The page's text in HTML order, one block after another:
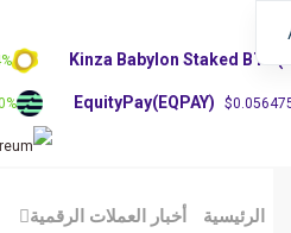
الرئيسية أخبار العملات الرقمية
Kinza Babylon Staked
EquityPay(EQPAY)